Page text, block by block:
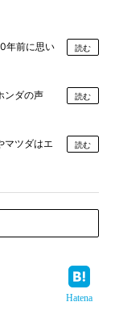
年前に思い
読む
ンダの声 読む
マツダはエ
読む
Hatena